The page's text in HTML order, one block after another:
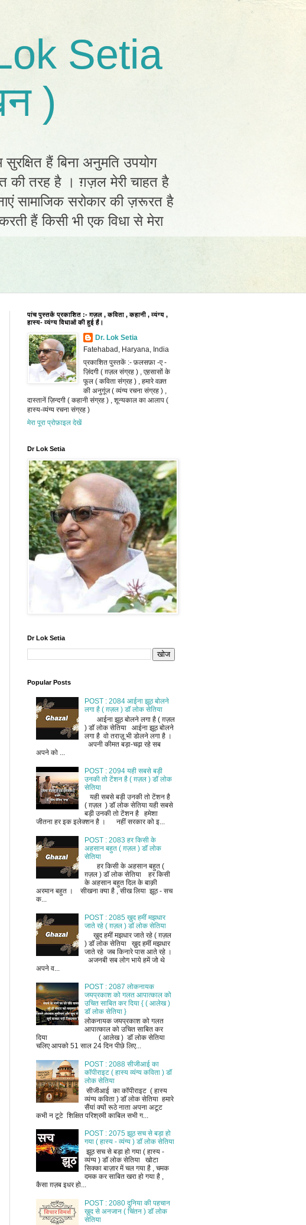
Setia
)
हैं बिना अनुमति उपयोग
की तरह है । ग़ज़ल मेरी चाहत है
सामाजिक सरोकार की ज़रूरत है
हैं किसी भी एक विधा से मेरा
पांच पुस्तकें प्रकाशित :- ग़ज़ल , कविता , कहानी , व्यंग्य ,
हास्य- व्यंग्य विधाओं की हुई हैं।
Dr. Lok Setia
Fatehabad, Haryana, India
प्रकाशित पुस्तकें :- फ़लसफ़ा -ए -
ज़िंदगी ( ग़ज़ल संग्रह ) , एहसासों के
फूल ( कविता संग्रह ) , हमारे वक़्त
की अनुगूंज ( व्यंग्य रचना संग्रह ) ,
दास्तानें ज़िन्दगी ( कहानी संग्रह ) , शून्यकाल का आलाप (
हास्य-व्यंग्य रचना संग्रह )
मेरा पूरा प्रोफ़ाइल देखें
Dr Lok Setia
Dr Lok Setia
Popular Posts
POST : 2084 आईना झूठ बोलने
लगा है ( ग़ज़ल ) डॉ लोक सेतिया
आईना झूठ बोलने लगा है ( ग़ज़ल
) डॉ लोक सेतिया आईना झूठ बोलने
लगा है वो तराज़ू भी डोलने लगा है ।
अपनी कीमत बड़ा-चढ़ा रहे सब
अपने को ...
POST : 2094 यही सबसे बड़ी
उनकी तो टेंशन है ( ग़ज़ल ) डॉ लोक
सेतिया
यही सबसे बड़ी उनकी तो टेंशन है
( ग़ज़ल ) डॉ लोक सेतिया यही सबसे
बड़ी उनकी तो टेंशन है हमेशा
जीतना हर इक इलेक्शन है । नहीं सरकार को इ...
POST : 2083 हर किसी के
अहसान बहुत ( ग़ज़ल ) डॉ लोक
सेतिया
हर किसी के अहसान बहुत (
ग़ज़ल ) डॉ लोक सेतिया हर किसी
के अहसान बहुत दिल के बाक़ी
अरमान बहुत । सीखना क्या है , सीख लिया झूठ - सच
क...
POST : 2085 ख़ुद हमीं मझधार
जाते रहे ( ग़ज़ल ) डॉ लोक सेतिया
ख़ुद हमीं मझधार जाते रहे ( ग़ज़ल
) डॉ लोक सेतिया ख़ुद हमीं मझधार
जाते रहे जब किनारे पास आते रहे ।
अजनबी सब लोग भाये हमें जो थे
अपने व...
POST : 2087 लोकनायक
जयप्रकाश को गलत आपात्काल को
उचित साबित कर दिया { ( आलेख )
डॉ लोक सेतिया }
लोकनायक जयप्रकाश को गलत
आपात्काल को उचित साबित कर
दिया ( आलेख ) डॉ लोक सेतिया
चलिए आपको 51 साल 24 दिन पीछे लिए...
POST : 2088 सीजीआई का
कॉपीराइट ( हास्य व्यंग्य कविता ) डॉ
लोक सेतिया
सीजीआई का कॉपीराइट ( हास्य
व्यंग्य कविता ) डॉ लोक सेतिया हमारे
सैंयां क्यों रूठे नाता अपना अटूट
कभी न टूटे शिक्षित परिश्रमी काबिल सभी ग...
POST : 2075 झूठ सच से बड़ा हो
गया ( हास्य - व्यंग्य ) डॉ लोक सेतिया
झूठ सच से बड़ा हो गया ( हास्य -
व्यंग्य ) डॉ लोक सेतिया खोटा
सिक्का बाज़ार में चल गया है , चमक
दमक कर साबित खरा हो गया है ,
कैसा ग़ज़ब इधर हो...
POST : 2080 दुनिया की पहचान
ख़ुद से अनजान ( चिंतन ) डॉ लोक
सेतिया